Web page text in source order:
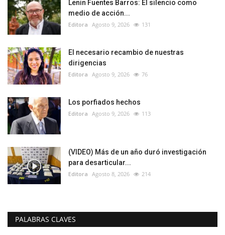
Lenin Fuentes Barros: El silencio como
medio de acción...
Editora Agosto 9, 2026 131
El necesario recambio de nuestras
dirigencias
Editora Agosto 9, 2026 76
Los porfiados hechos
Editora Agosto 9, 2026 113
(VIDEO) Más de un año duró investigación
para desarticular...
Editora Agosto 8, 2026 214
PALABRAS CLAVES